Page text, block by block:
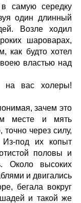
в самую середку
один длинный
Возле ходил
шароварах,
как будто хотел
властью над
вас холеры!
зачем это
месте и мять
через силу,
Из-под их копыт
половы и
Около высоких
и двигались
бегала вокруг
и такой же